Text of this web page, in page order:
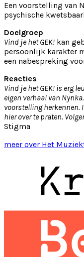
Een voorstelling van
psychische
Doelgroep
Vind je het GEK! kan
persoonlijk karakter
een nabespreking
Reacties
Vind je het GEK! is erg
eigen verhaal van
voorstelling herkennen.
hier over te praten.
Stigma
meer over Het